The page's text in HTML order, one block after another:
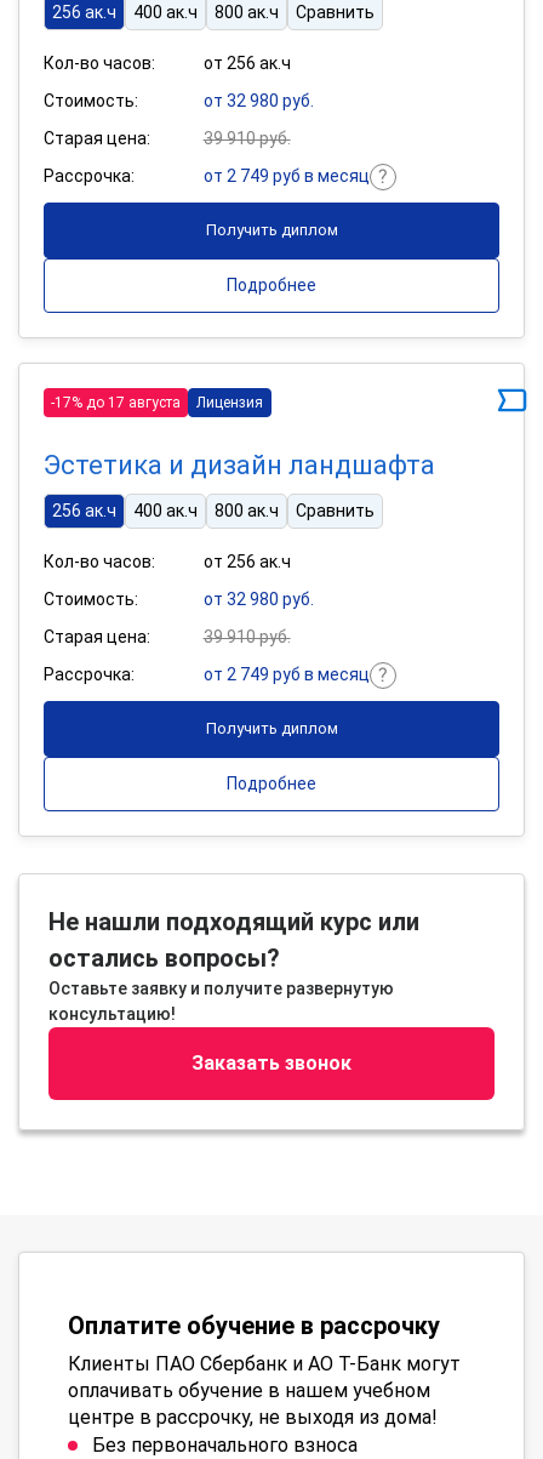
256 ак.ч
400 ак.ч 800 ак.ч Сравнить
Кол-во часов:
от 256 ак.ч
Стоимость:
от 32 980 руб.
Старая цена:
39 910 руб.
Рассрочка:
от 2 749 руб в месяц
Получить диплом
Подробнее
-17% до 17 августа Лицензия
Эстетика и дизайн ландшафта
256 ак.ч 400 ак.ч 800 ак.ч Сравнить
Кол-во часов:
от 256 ак.ч
Стоимость:
от 32 980 руб.
Старая цена:
39 910 руб.
Рассрочка:
от 2 749 руб в месяц
Получить диплом
Подробнее
Не нашли подходящий курс или
остались вопросы?
Оставьте заявку и получите развернутую
консультацию!
Заказать звонок
Оплатите обучение в рассрочку
Клиенты ПАО Сбербанк и АО Т-Банк могут
оплачивать обучение в нашем учебном
центре в рассрочку, не выходя из дома!
Без первоначального взноса